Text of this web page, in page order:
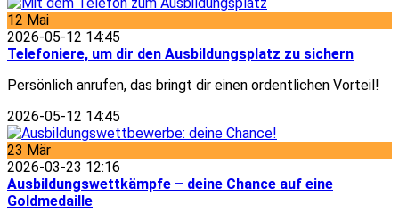
12 Mai
2026-05-12 14:45
Telefoniere, um dir den Ausbildungsplatz zu sichern
Persönlich anrufen, das bringt dir einen ordentlichen Vorteil!
2026-05-12 14:45
23 Mär
2026-03-23 12:16
Ausbildungswettkämpfe – deine Chance auf eine
Goldmedaille